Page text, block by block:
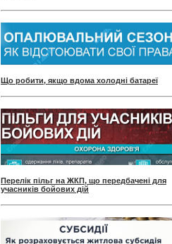
Що робити, якщо вдома холодні батареї
Перелік пільг на ЖКП, що передбачені для
учасників бойових дій